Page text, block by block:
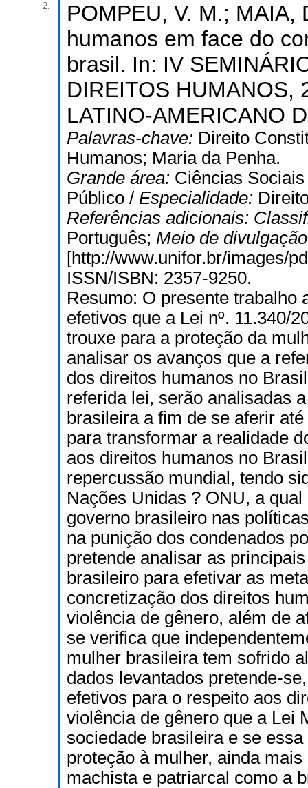
2.
POMPEU, V. M.; MAIA,
humanos em face do
brasil. In: IV
DIREITOS HUMANOS,
LATINO-AMERICANO
Palavras-chave: Direito
Humanos; Maria da Penha.
Grande área: Ciências
Público / Especialidade:
Referências adicionais:
Português; Meio de
[http://www.unifor.br/images/
ISSN/ISBN: 2357-9250.
Resumo: O presente trabalho
efetivos que a Lei nº. 11.340/
trouxe para a proteção da
analisar os avanços que a
dos direitos humanos no
referida lei, serão analisadas
brasileira a fim de se aferir
para transformar a realidade
aos direitos humanos no
repercussão mundial, tendo
Nações Unidas ? ONU, a
governo brasileiro nas
na punição dos condenados
pretende analisar as
brasileiro para efetivar as
concretização dos direitos
violência de gênero, além de
se verifica que
mulher brasileira tem sofrido
dados levantados pretende-
efetivos para o respeito aos
violência de gênero que a Lei
sociedade brasileira e se
proteção à mulher, ainda
machista e patriarcal como a